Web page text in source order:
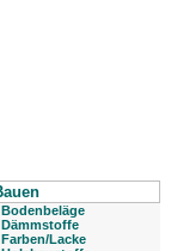
Bodenbeläge
Dämmstoffe
Farben/Lacke